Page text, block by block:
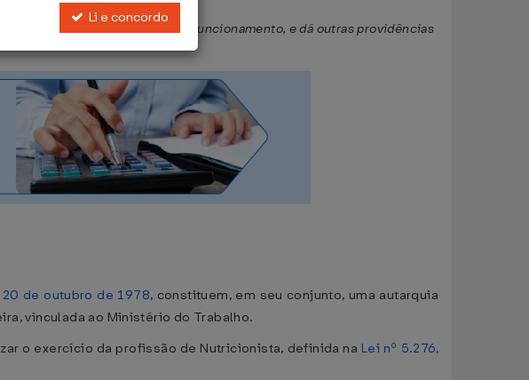
de Nutricionistas, regula o seu funcionamento, e dá outras providências
20 de outubro de 1978, constituem, em seu conjunto, uma autarquia
vinculada ao Ministério do Trabalho.
o exercício da profissão de Nutricionista, definida na Lei nº 5.276,
Li e concordo